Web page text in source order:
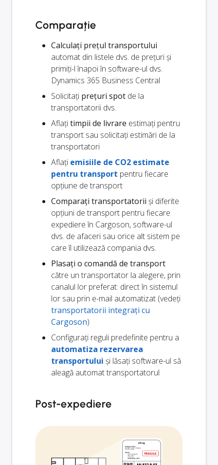
Comparație
Calculați prețul transportului
automat din listele dvs. de prețuri și
primiți-l înapoi în software-ul dvs.
Dynamics 365 Business Central
Solicitați prețuri spot de la
transportatorii dvs.
Aflațitimpii de livrare estimați pentru
transport sau solicitați estimări de la
transportatori
Aflați emisiile de CO2 estimate
pentru transport pentru fiecare
opțiune de transport
Comparați transportatorii și diferite
opțiuni de transport pentru fiecare
expediere în Cargoson, software-ul
dvs. de afaceri sau orice alt sistem pe
care îl utilizează compania dvs.
Plasați o comandă de transport
către un transportator la alegere, prin
canalul lor preferat: direct în sistemul
lor sau prin e-mail automatizat (vedeți
transportatorii integrați cu
Cargoson)
Configurați reguli predefinite pentru a
automatiza rezervarea
transportului și lăsați software-ul să
aleagă automat transportatorul
Post-expediere